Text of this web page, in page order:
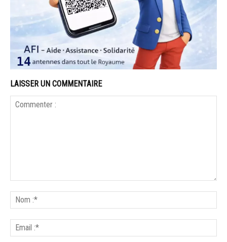
LAISSER UN COMMENTAIRE